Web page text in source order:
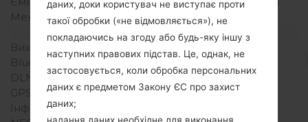
Механічна клавіатура
-
Інтерфейси
Вихід для аудіо
Bluetooth
Версія 2.1, A2DP
DLNA
Ні
GPS
-
Інфрачервоний порт
даних, доки користувач не виступає проти
такої обробки («не відмовляється»), не
покладаючись на згоду або будь-яку іншу з
наступних правових підстав. Це, однак, не
застосовується, коли обробка персональних
даних є предметом Закону ЄС про захист
даних;